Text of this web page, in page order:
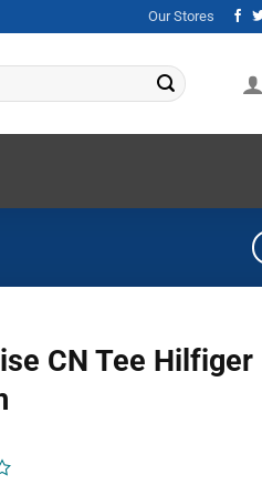
Our Stores
CN Tee Hilfiger